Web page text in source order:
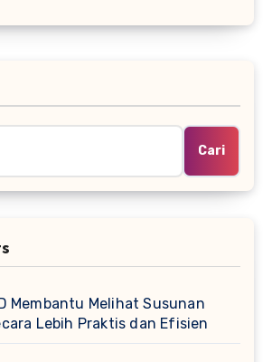
Cari
Membantu Melihat Susunan
Lebih Praktis dan Efisien